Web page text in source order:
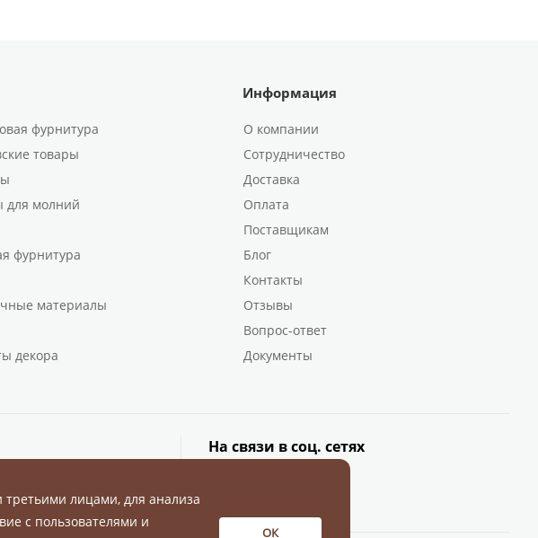
фурнитура
товары
для молний
фурнитура
материалы
декора
Информация
О компании
Сотрудничество
Доставка
Оплата
Поставщикам
Блог
Контакты
Отзывы
Вопрос-ответ
Документы
На связи в соц. сетях
лицами, для анализа
с пользователями и
ОК